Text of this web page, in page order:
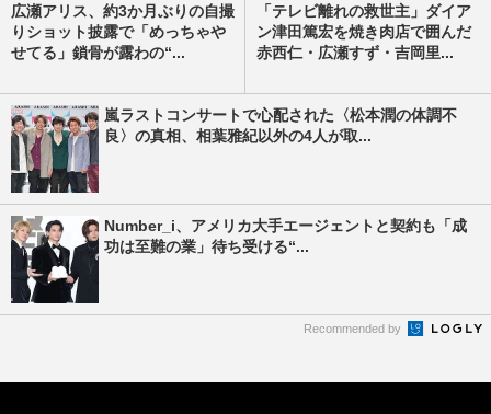
広瀬アリス、約3か月ぶりの自撮
りショット披露で「めっちゃや
せてる」鎖骨が露わの“...
「テレビ離れの救世主」ダイア
ン津田篤宏を焼き肉店で囲んだ
赤西仁・広瀬すず・吉岡里...
嵐ラストコンサートで心配された〈松本潤の体調不
良〉の真相、相葉雅紀以外の4人が取...
Number_i、アメリカ大手エージェントと契約も「成
功は至難の業」待ち受ける“...
Recommended by